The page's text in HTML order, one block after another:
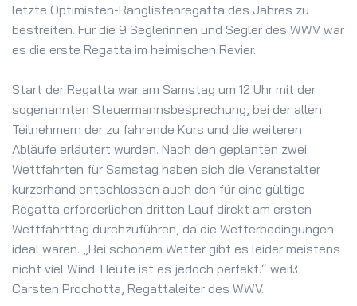
letzte Optimisten-Ranglistenregatta des Jahres zu
bestreiten. Für die 9 Seglerinnen und Segler des WWV war
es die erste Regatta im heimischen Revier.
Start der Regatta war am Samstag um 12 Uhr mit der
sogenannten Steuermannsbesprechung, bei der allen
Teilnehmern der zu fahrende Kurs und die weiteren
Abläufe erläutert wurden. Nach den geplanten zwei
Wettfahrten für Samstag haben sich die Veranstalter
kurzerhand entschlossen auch den für eine gültige
Regatta erforderlichen dritten Lauf direkt am ersten
Wettfahrttag durchzuführen, da die Wetterbedingungen
ideal waren. „Bei schönem Wetter gibt es leider meistens
nicht viel Wind. Heute ist es jedoch perfekt.“ weiß
Carsten Prochotta, Regattaleiter des WWV.